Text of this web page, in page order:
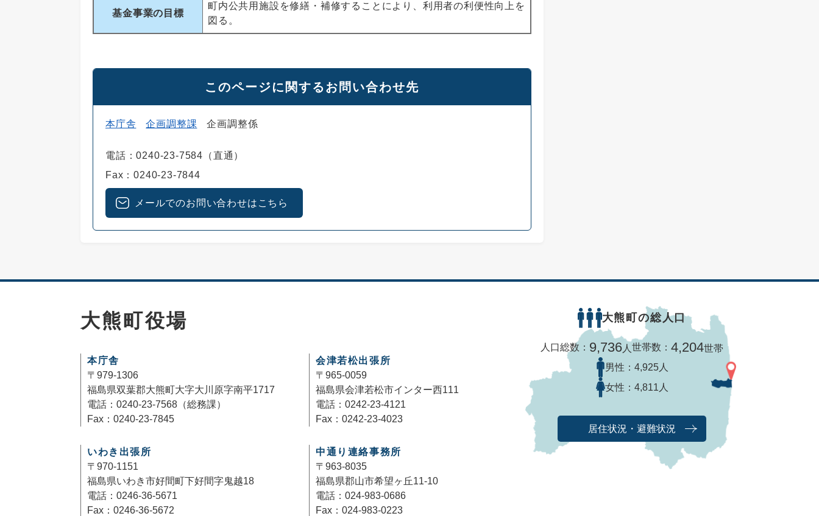
基金事業の目標
町内公共用施設を修繕・補修することにより、利用者の利便性向上を
図る。
このページに関するお問い合わせ先
本庁舎 企画調整課 企画調整係
電話：0240-23-7584（直通）
Fax：0240-23-7844
メールでのお問い合わせはこちら
大熊町役場
本庁舎
〒979-1306
福島県双葉郡大熊町大字大川原字南平1717
電話：0240-23-7568（総務課）
Fax：0240-23-7845
会津若松出張所
〒965-0059
福島県会津若松市インター西111
電話：0242-23-4121
Fax：0242-23-4023
いわき出張所
〒970-1151
福島県いわき市好間町下好間字鬼越18
電話：0246-36-5671
Fax：0246-36-5672
中通り連絡事務所
〒963-8035
福島県郡山市希望ヶ丘11-10
電話：024-983-0686
Fax：024-983-0223
大熊町の総人口
人口総数： 9,736 人 世帯数： 4,204世帯
男性： 4,925人
女性： 4,811人
居住状況・避難状況